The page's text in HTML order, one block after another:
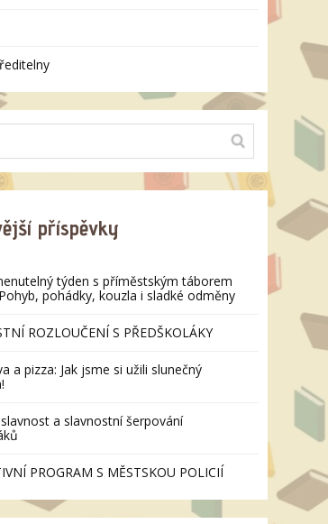
příspěvky
týden s příměstským táborem
pohádky, kouzla i sladké odměny
ROZLOUČENÍ S PŘEDŠKOLÁKY
a pizza: Jak jsme si užili slunečný
a slavnostní šerpování
PROGRAM S MĚSTSKOU POLICIÍ